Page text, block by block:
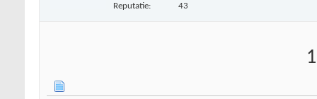
Reputatie: 43